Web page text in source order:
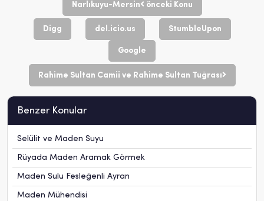
Narlıkuyu-Mersin önceki Konu
Digg del.icio.us StumbleUpon
Google
Rahime Sultan Camii ve Rahime Sultan Tuğrası
Benzer Konular
Selülit ve Maden Suyu
Rüyada Maden Aramak Görmek
Maden Sulu Fesleğenli Ayran
Maden Mühendisi